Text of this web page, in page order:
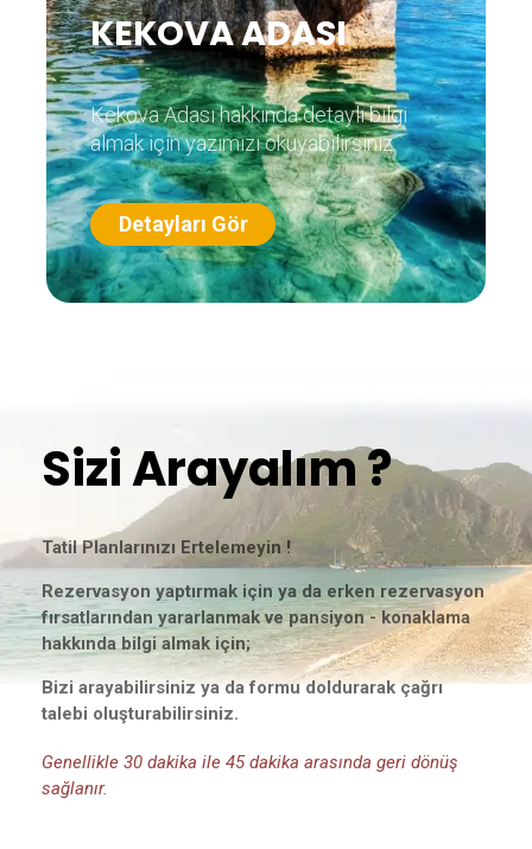
KEKOVA ADASI
Kekova Adası hakkında detaylı bilgi
almak için yazımızı okuyabilirsiniz.
Detayları Gör
Sizi Arayalım ?
Tatil Planlarınızı Ertelemeyin !
Rezervasyon yaptırmak için ya da erken rezervasyon
fırsatlarından yararlanmak ve pansiyon - konaklama
hakkında bilgi almak için;
Bizi arayabilirsiniz ya da formu doldurarak çağrı
talebi oluşturabilirsiniz.
Genellikle 30 dakika ile 45 dakika arasında geri dönüş
sağlanır.